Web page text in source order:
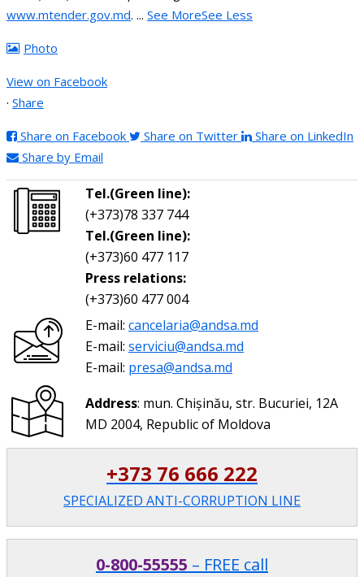
www.mtender.gov.md. ... See MoreSee Less
Photo
View on Facebook
· Share
Share on Facebook Share on Twitter
Share on LinkedIn
Share by Email
Tel.(Green line):
(+373)78 337 744
Tel.(Green line):
(+373)60 477 117
Press relations:
(+373)60 477 004
E-mail: cancelaria@andsa.md
E-mail: serviciu@andsa.md
E-mail: presa@andsa.md
Address: mun. Chișinău, str. Bucuriei, 12A
MD 2004, Republic of Moldova
+373 76 666 222
SPECIALIZED ANTI-CORRUPTION LINE
0-800-55555 – FREE call